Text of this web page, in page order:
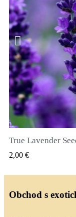
True Lavender
2,00 €
Obchod s